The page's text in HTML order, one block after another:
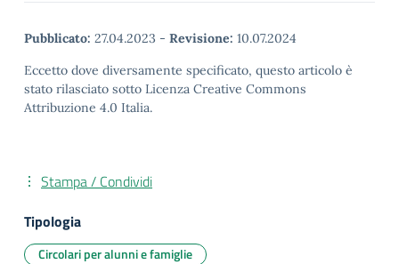
Pubblicato: 27.04.2023 - Revisione: 10.07.2024
Eccetto dove diversamente specificato, questo articolo è
stato rilasciato sotto Licenza Creative Commons
Attribuzione 4.0 Italia.
Stampa / Condividi
Tipologia
Circolari per alunni e famiglie